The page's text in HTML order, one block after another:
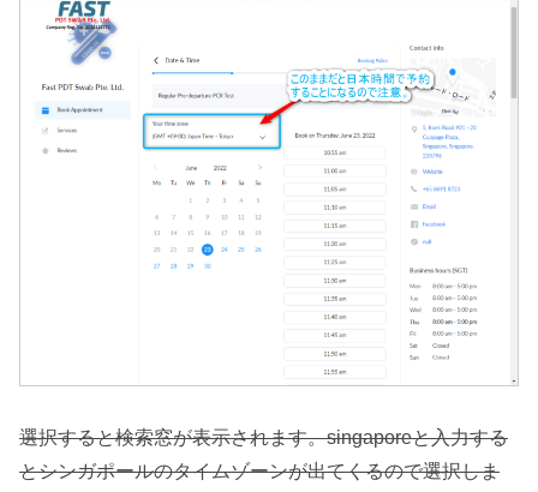
選択すると検索窓が表示されます。singaporeと入力する
とシンガポールのタイムゾーンが出てくるので選択しま